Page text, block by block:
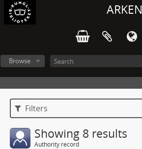
ARKEN
Browse
Filters
Showing 8 results
Authority record